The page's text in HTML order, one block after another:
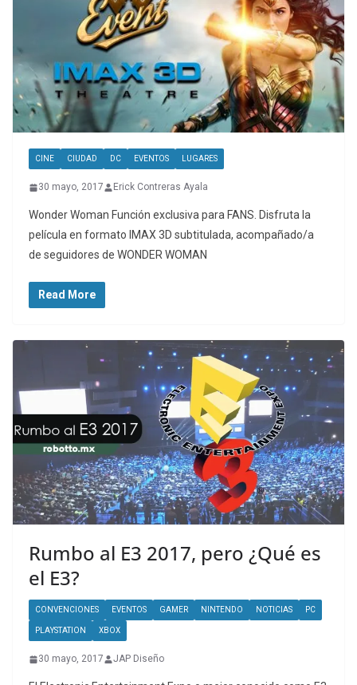
CINE CIUDAD DC EVENTOS LUGARES
30 mayo, 2017 Erick Contreras Ayala
Wonder Woman Función exclusiva para FANS. Disfruta la
película en formato IMAX 3D subtitulada, acompañado/a
de seguidores de WONDER WOMAN
Read More
Rumbo al E3 2017, pero ¿Qué es
el E3?
CONVENCIONES EVENTOS GAMER NINTENDO NOTICIAS PC
PLAYSTATION XBOX
30 mayo, 2017 JAP Diseño